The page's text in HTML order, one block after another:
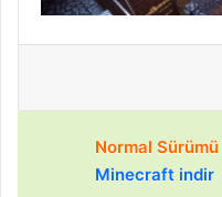
Normal
Minecraft indir